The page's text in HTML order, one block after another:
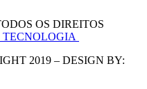
OS DIREITOS
2019 – DESIGN BY: